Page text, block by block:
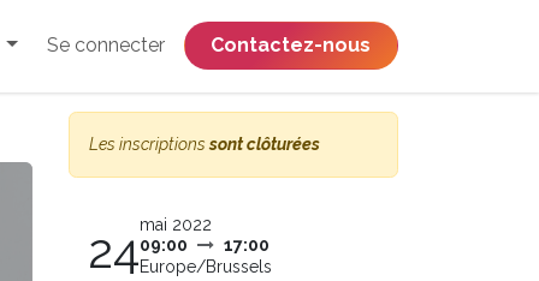
Se connecter ​​​​​​​​​​​​​​​​Contactez-nous
Les inscriptionssont clôturées
24mai 2022
09:00
17:00
Europe/Brussels